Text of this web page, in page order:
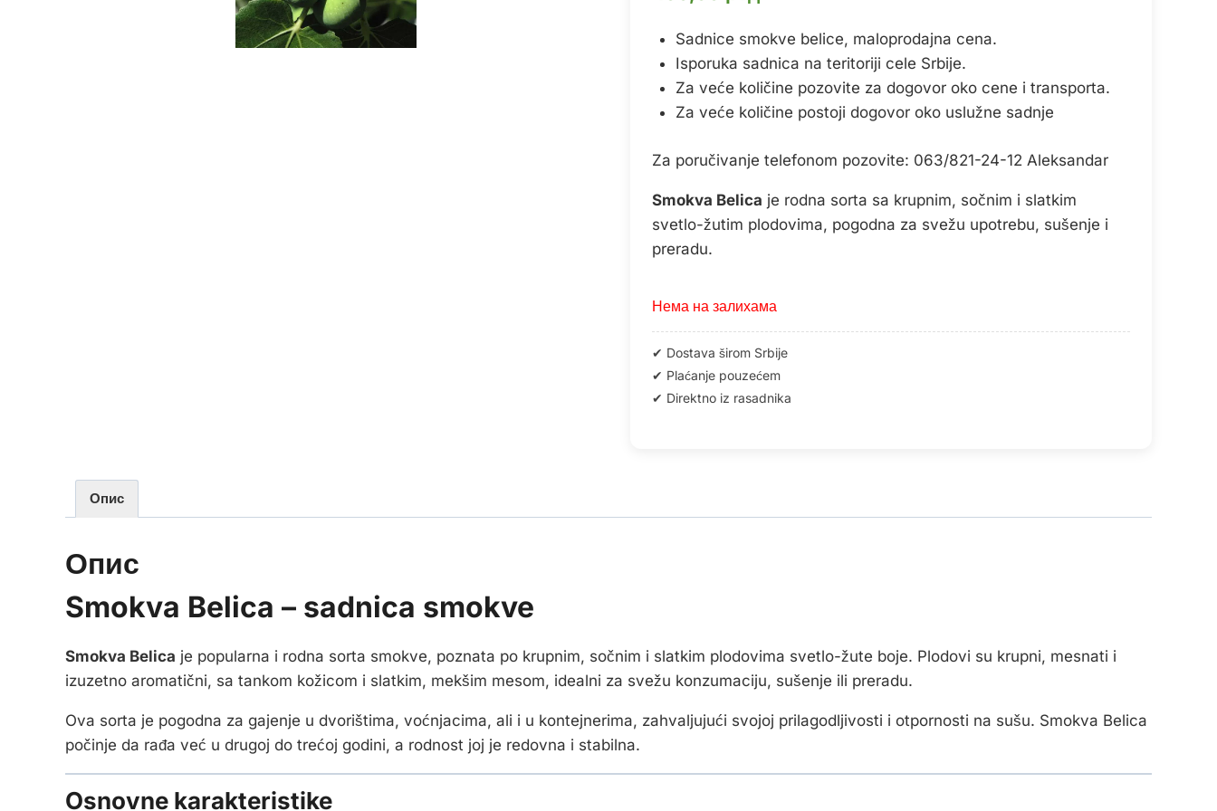
Sadnice smokve belice, maloprodajna cena.
Isporuka sadnica na teritoriji cele Srbije.
Za veće količine pozovite za dogovor oko cene i transporta.
Za veće količine postoji dogovor oko uslužne sadnje
Za poručivanje telefonom pozovite: 063/821-24-12 Aleksandar
Smokva Belica je rodna sorta sa krupnim, sočnim i slatkim
svetlo-žutim plodovima, pogodna za svežu upotrebu, sušenje i
preradu.
Нема на залихама
Опис
Опис
Smokva Belica – sadnica smokve
Smokva Belica je popularna i rodna sorta smokve, poznata po krupnim, sočnim i slatkim plodovima svetlo-žute boje. Plodovi su krupni, mesnati i
izuzetno aromatični, sa tankom kožicom i slatkim, mekšim mesom, idealni za svežu konzumaciju, sušenje ili preradu.
Ova sorta je pogodna za gajenje u dvorištima, voćnjacima, ali i u kontejnerima, zahvaljujući svojoj prilagodljivosti i otpornosti na sušu. Smokva Belica
počinje da rađa već u drugoj do trećoj godini, a rodnost joj je redovna i stabilna.
Osnovne karakteristike